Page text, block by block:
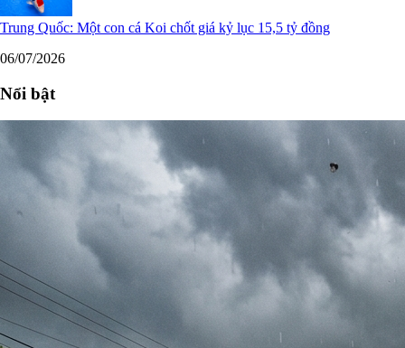
Trung Quốc: Một con cá Koi chốt giá kỷ lục 15,5 tỷ đồng
06/07/2026
Nổi bật